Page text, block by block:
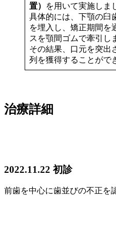
置）
を用いて実施しま
具体的には、下顎の臼
を埋入し、矯正期間を
スを顎間ゴムで牽引し
その結果、口元を突出
列を獲得することがで
治療詳細
2022.11.22 初診
前歯を中心に歯並びの不正を